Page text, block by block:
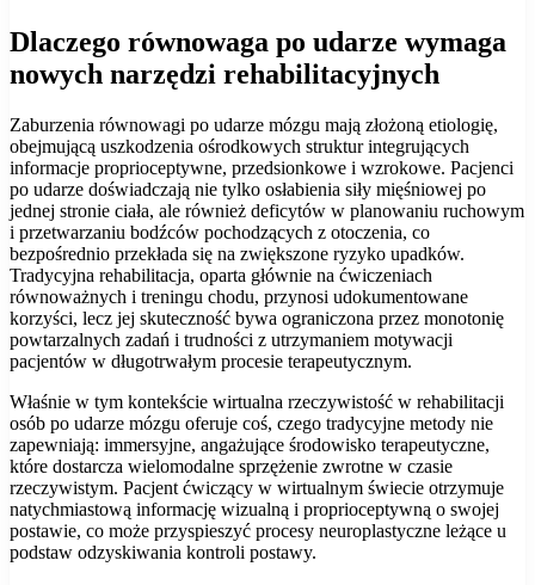
Dlaczego równowaga po udarze wymaga
nowych narzędzi rehabilitacyjnych
Zaburzenia równowagi po udarze mózgu mają złożoną etiologię,
obejmującą uszkodzenia ośrodkowych struktur integrujących
informacje proprioceptywne, przedsionkowe i wzrokowe. Pacjenci
po udarze doświadczają nie tylko osłabienia siły mięśniowej po
jednej stronie ciała, ale również deficytów w planowaniu ruchowym
i przetwarzaniu bodźców pochodzących z otoczenia, co
bezpośrednio przekłada się na zwiększone ryzyko upadków.
Tradycyjna rehabilitacja, oparta głównie na ćwiczeniach
równoważnych i treningu chodu, przynosi udokumentowane
korzyści, lecz jej skuteczność bywa ograniczona przez monotonię
powtarzalnych zadań i trudności z utrzymaniem motywacji
pacjentów w długotrwałym procesie terapeutycznym.
Właśnie w tym kontekście wirtualna rzeczywistość w rehabilitacji
osób po udarze mózgu oferuje coś, czego tradycyjne metody nie
zapewniają: immersyjne, angażujące środowisko terapeutyczne,
które dostarcza wielomodalne sprzężenie zwrotne w czasie
rzeczywistym. Pacjent ćwiczący w wirtualnym świecie otrzymuje
natychmiastową informację wizualną i proprioceptywną o swojej
postawie, co może przyspieszyć procesy neuroplastyczne leżące u
podstaw odzyskiwania kontroli postawy.